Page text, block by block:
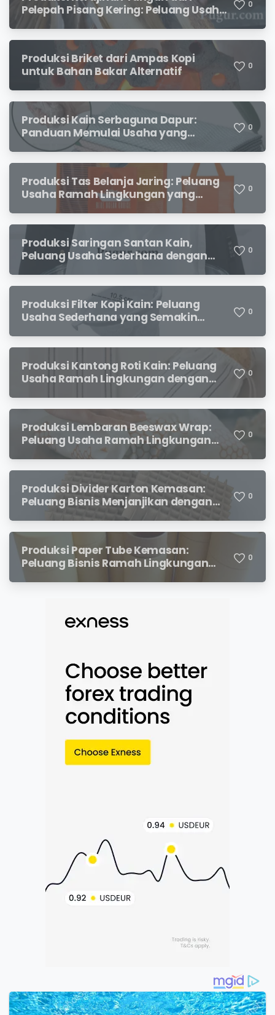
Pelepah Pisang Kering: Peluang Usaha
Kreatif Bernilai Jual
0
Produksi Briket dari Ampas Kopi
untuk Bahan Bakar Alternatif
0
Produksi Kain Serbaguna Dapur:
Panduan Memulai Usaha yang
Menjanjikan untuk Pebisnis Pemula
0
Produksi Tas Belanja Jaring: Peluang
Usaha Ramah Lingkungan yang
0
Produksi Saringan Santan Kain,
Peluang Usaha Sederhana dengan
Permintaan yang Terus Meningkat
0
Produksi Filter Kopi Kain: Peluang
Usaha Sederhana yang Semakin
Diminati Pecinta Kopi
0
Produksi Kantong Roti Kain: Peluang
Usaha Ramah Lingkungan dengan
0
Produksi Lembaran Beeswax Wrap:
Peluang Usaha Ramah Lingkungan
yang Menjanjikan
0
Produksi Divider Karton Kemasan:
Peluang Bisnis Menjanjikan dengan
Permintaan yang Terus Meningkat
0
Produksi Paper Tube Kemasan:
Peluang Bisnis Ramah Lingkungan
0